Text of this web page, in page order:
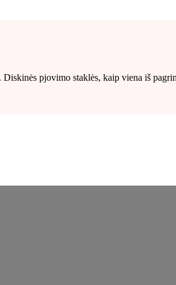
Diskinės pjovimo staklės, kaip viena iš